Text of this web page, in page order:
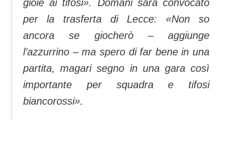
gioie ai tifosi». Domani sarà convocato
per la trasferta di Lecce: «Non so
ancora se giocherò – aggiunge
l’azzurrino – ma spero di far bene in una
partita, magari segno in una gara così
importante per squadra e tifosi
biancorossi».